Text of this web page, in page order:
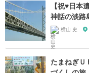
【祝♥︎日本
神話の淡路
横山 史
たまねぎＵ